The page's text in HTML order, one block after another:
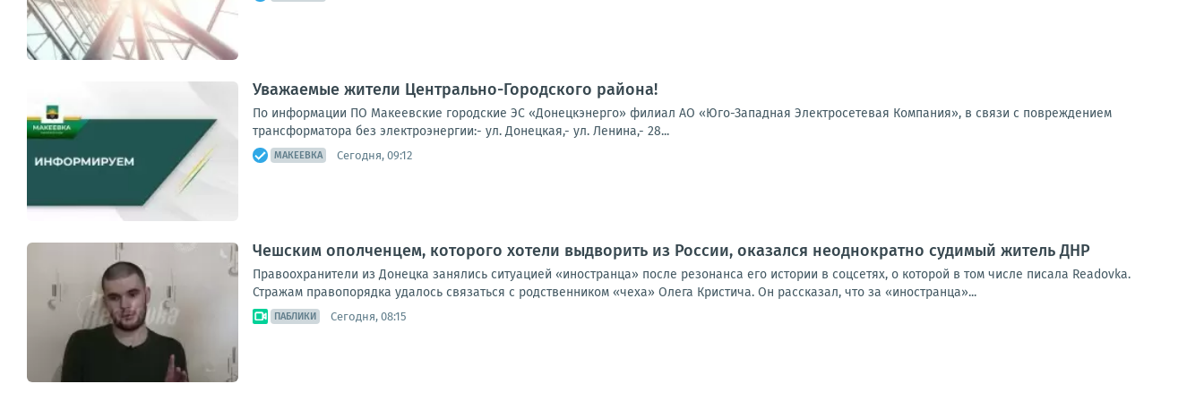
Уважаемые жители Центрально-Городского района!
По информации ПО Макеевские городские ЭС «Донецкэнерго» филиал АО «Юго-Западная Электросетевая Компания», в связи с повреждением
трансформатора без электроэнергии:- ул. Донецкая,- ул. Ленина,- 28...
МАКЕЕВКА Сегодня, 09:12
Чешским ополченцем, которого хотели выдворить из России, оказался неоднократно судимый житель ДНР
Правоохранители из Донецка занялись ситуацией «иностранца» после резонанса его истории в соцсетях, о которой в том числе писала Readovka.
Стражам правопорядка удалось связаться с родственником «чеха» Олега Кристича. Он рассказал, что за «иностранца»...
ПАБЛИКИ Сегодня, 08:15